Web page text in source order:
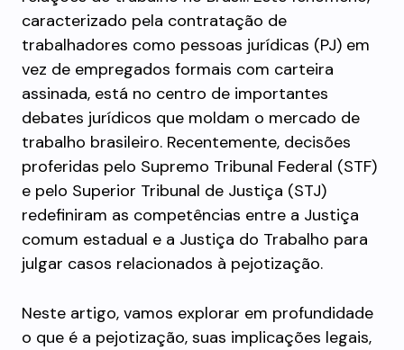
caracterizado pela contratação de
trabalhadores como pessoas jurídicas (PJ) em
vez de empregados formais com carteira
assinada, está no centro de importantes
debates jurídicos que moldam o mercado de
trabalho brasileiro. Recentemente, decisões
proferidas pelo Supremo Tribunal Federal (STF)
e pelo Superior Tribunal de Justiça (STJ)
redefiniram as competências entre a Justiça
comum estadual e a Justiça do Trabalho para
julgar casos relacionados à pejotização.
Neste artigo, vamos explorar em profundidade
o que é a pejotização, suas implicações legais,